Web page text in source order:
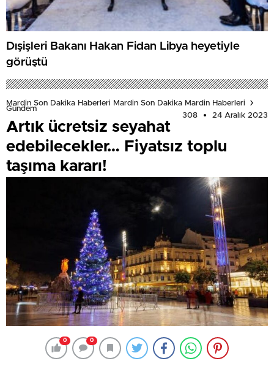
Dışişleri Bakanı Hakan Fidan Libya heyetiyle
görüştü
Mardin Son Dakika Haberleri Mardin Son Dakika Mardin Haberleri
Gündem
308
24 Aralık 2023
Artık ücretsiz seyahat
edebilecekler… Fiyatsız toplu
taşıma kararı!
0 0